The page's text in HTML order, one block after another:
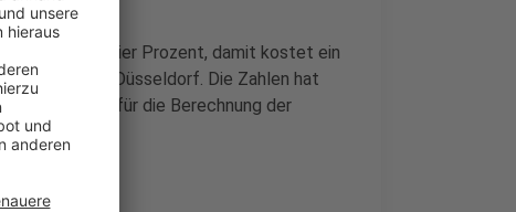
„nur“ bei vier Prozent, damit kostet ein
mehr als in Düsseldorf. Die Zahlen hat
- Datenbasis für die Berechnung der